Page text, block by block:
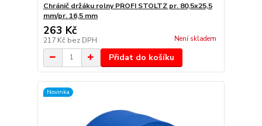
Chránič držáku rolny PROFI STOLTZ pr. 80,5x25,5
mm/pr. 16,5 mm
263 Kč
217 Kč bez DPH Není skladem
Přidat do košíku
Novinka